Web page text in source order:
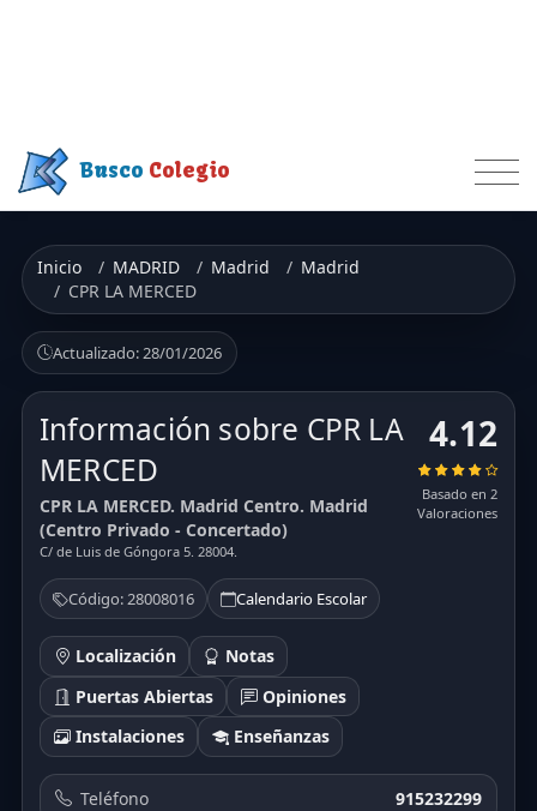
Busco Colegio
Inicio MADRID Madrid
Madrid
CPR LA MERCED
Actualizado: 28/01/2026
Información sobre CPR LA
MERCED
CPR LA MERCED. Madrid Centro. Madrid
(Centro Privado - Concertado)
C/ de Luis de Góngora 5. 28004.
Código: 28008016 Calendario Escolar
Localización
Notas
Puertas Abiertas
Opiniones
Instalaciones
Enseñanzas
4.12
Basado en 2
Valoraciones
Teléfono 915232299